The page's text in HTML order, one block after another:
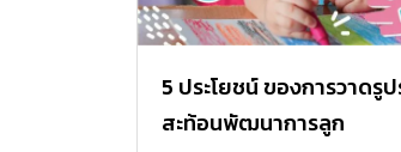
5 ประโยชน์ ของการวาดรู
สะท้อนพัฒนาการลูก